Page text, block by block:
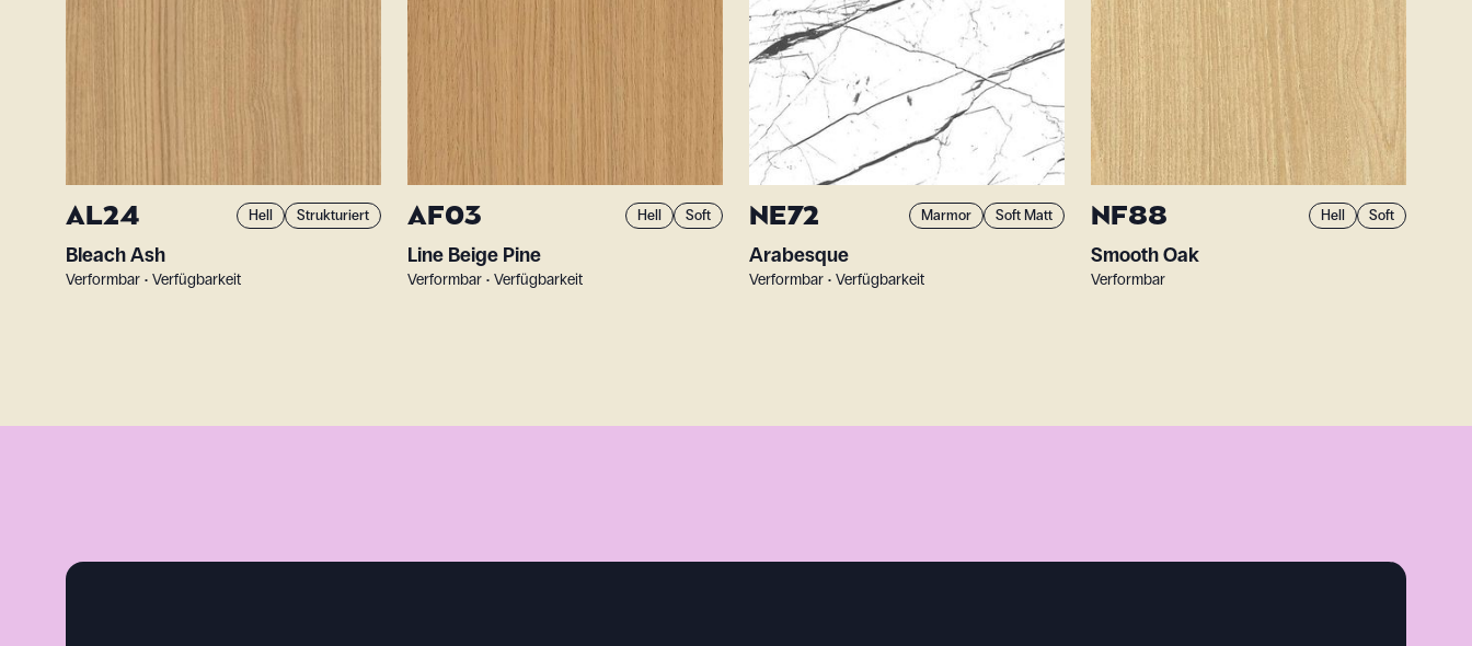
AL24 Hell Strukturiert
Bleach Ash
Verformbar • Verfügbarkeit
AF03 Hell Soft
Line Beige Pine
Verformbar • Verfügbarkeit
NE72 Marmor Soft Matt
Arabesque
Verformbar • Verfügbarkeit
NF88 Hell Soft
Smooth Oak
Verformbar